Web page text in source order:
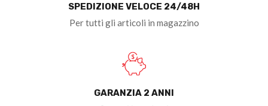
SPEDIZIONE VELOCE 24/48H
Per tutti gli articoli in magazzino
GARANZIA 2 ANNI